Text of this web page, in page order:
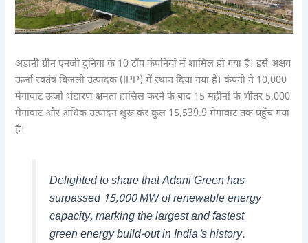
अडानी ग्रीन एनर्जी दुनिया के 10 टॉप कंपनियों में शामिल हो गया है। इसे अक्षय
ऊर्जा स्वतंत्र बिजली उत्पादक (IPP) में स्थान दिया गया है। कंपनी ने 10,000
मेगावाट ऊर्जा भंडारण क्षमता हासिल करने के बाद 15 महीनों के भीतर 5,000
मेगावाट और अधिक उत्पादन शुरू कर कुल 15,539.9 मेगावाट तक पहुँच गया
है।
Delighted to share that Adani Green has
surpassed 15,000 MW of renewable energy
capacity, marking the largest and fastest
green energy build-out in India's history.